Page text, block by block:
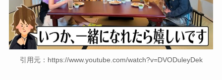
引用元：https://www.youtube.com/watch?v=DVODuleyDek